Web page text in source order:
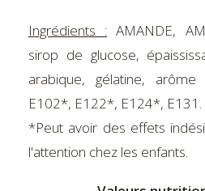
Ingrédients : AMANDE,
sirop de glucose,
arabique, gélatine,
E102*, E122*, E124*, E131.
*Peut avoir des effets
l'attention chez les enfants.